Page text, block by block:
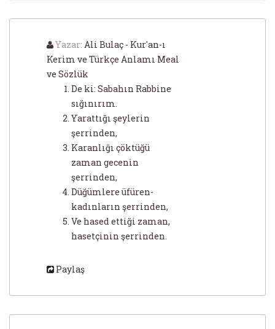
Yazar: Ali Bulaç - Kur'an-ı
Kerim ve Türkçe Anlamı Meal
ve Sözlük
De ki: Sabahın Rabbine
sığınırım.
Yarattığı şeylerin
şerrinden,
Karanlığı çöktüğü
zaman gecenin
şerrinden,
Düğümlere üfüren-
kadınların şerrinden,
Ve hased ettiği zaman,
hasetçinin şerrinden.
Paylaş